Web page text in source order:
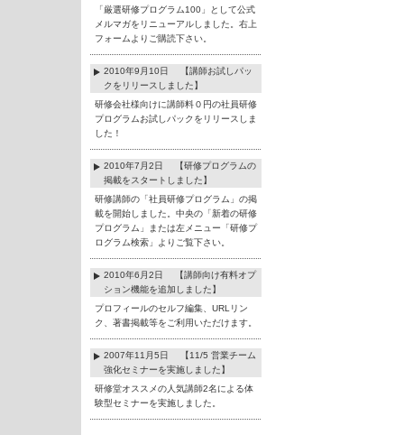
「厳選研修プログラム100」として公式
メルマガをリニューアルしました。右上
フォームよりご購読下さい。
2010年9月10日 【講師お試しパッ
クをリリースしました】
研修会社様向けに講師料０円の社員研修
プログラムお試しパックをリリースしま
した！
2010年7月2日 【研修プログラムの
掲載をスタートしました】
研修講師の「社員研修プログラム」の掲
載を開始しました。中央の「新着の研修
プログラム」または左メニュー「研修プ
ログラム検索」よりご覧下さい。
2010年6月2日 【講師向け有料オプ
ション機能を追加しました】
プロフィールのセルフ編集、URLリン
ク、著書掲載等をご利用いただけます。
2007年11月5日 【11/5 営業チーム
強化セミナーを実施しました】
研修堂オススメの人気講師2名による体
験型セミナーを実施しました。